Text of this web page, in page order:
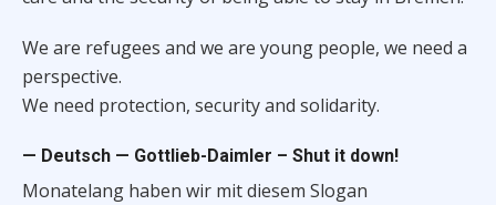
We are refugees and we are young people, we need a
perspective.
We need protection, security and solidarity.
— Deutsch — Gottlieb-Daimler – Shut it down!
Monatelang haben wir mit diesem Slogan